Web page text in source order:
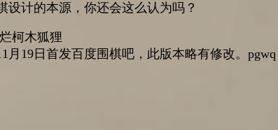
设计的本源，你还会这么认为吗？
柯木狐狸
月19日首发百度围棋吧，此版本略有修改。pgwq